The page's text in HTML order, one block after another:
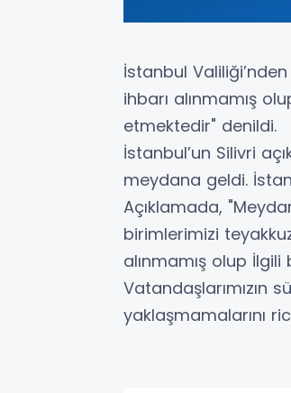
İstanbul
ihbarı alınmamış
etmektedir" denildi.
İstanbul’un Silivri
meydana geldi.
Açıklamada,
birimlerimizi
alınmamış olup
Vatandaşlarımızın
yaklaşmamalarını